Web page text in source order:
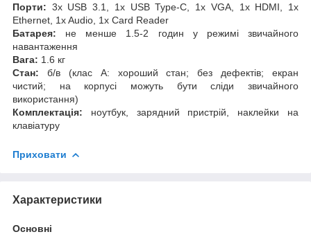
Порти: 3x USB 3.1, 1x USB Type-C, 1x VGA, 1x HDMI, 1x
Ethernet, 1x Audio, 1x Card Reader
Батарея: не менше 1.5-2 годин у режимі звичайного
навантаження
Вага: 1.6 кг
Стан: б/в (клас А: хороший стан; без дефектів; екран
чистий; на корпусі можуть бути сліди звичайного
використання)
Комплектація: ноутбук, зарядний пристрій, наклейки на
клавіатуру
Приховати
Характеристики
Основні